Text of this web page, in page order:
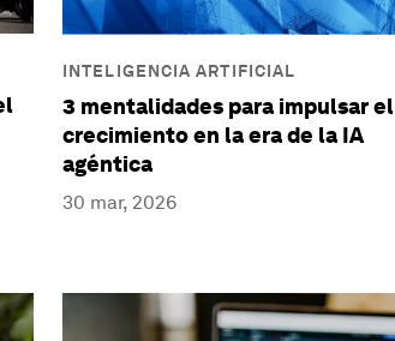
INTELIGENCIA ARTIFICIAL
3 mentalidades para impulsar el
crecimiento en la era de la IA
agéntica
30 mar, 2026